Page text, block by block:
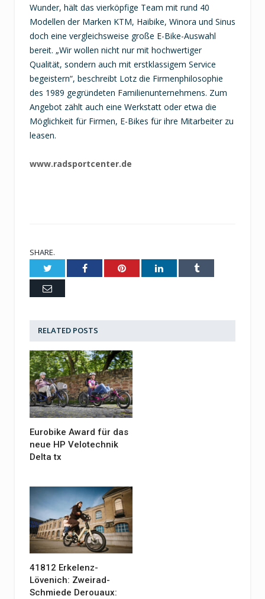
Wunder, hält das vierköpfige Team mit rund 40
Modellen der Marken KTM, Haibike, Winora und Sinus
doch eine vergleichsweise große E-Bike-Auswahl
bereit. „Wir wollen nicht nur mit hochwertiger
Qualität, sondern auch mit erstklassigem Service
begeistern“, beschreibt Lotz die Firmenphilosophie
des 1989 gegründeten Familienunternehmens. Zum
Angebot zählt auch eine Werkstatt oder etwa die
Möglichkeit für Firmen, E-Bikes für ihre Mitarbeiter zu
leasen.
www.radsportcenter.de
SHARE.
Twitter Facebook Pinterest LinkedIn Tumblr
Email
RELATED POSTS
Eurobike Award für das
neue HP Velotechnik
Delta tx
41812 Erkelenz-
Lövenich: Zweirad-
Schmiede Derouaux: